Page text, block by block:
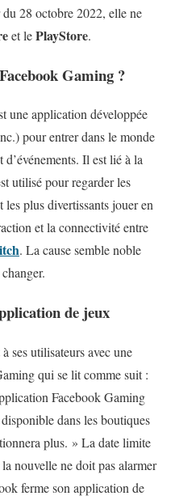
28 octobre 2022, elle ne
et lePlayStore.
Gaming ?
une application développée
pour entrer dans le monde
Il est lié à la
utilisé pour regarder les
les plus divertissants jouer en
et la connectivité entre
. La cause semble noble
de jeux
ses utilisateurs avec une
qui se lit comme suit :
Facebook Gaming
dans les boutiques
plus. » La date limite
nouvelle ne doit pas alarmer
ferme son application de